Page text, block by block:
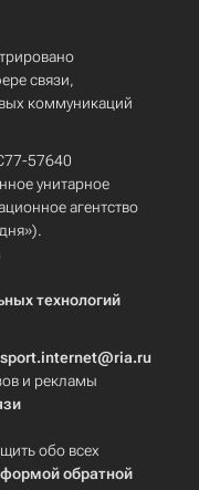
связи,
коммуникаций
57640
унитарное
агентство
технологий
и рекламы
обо всех
формой обратной